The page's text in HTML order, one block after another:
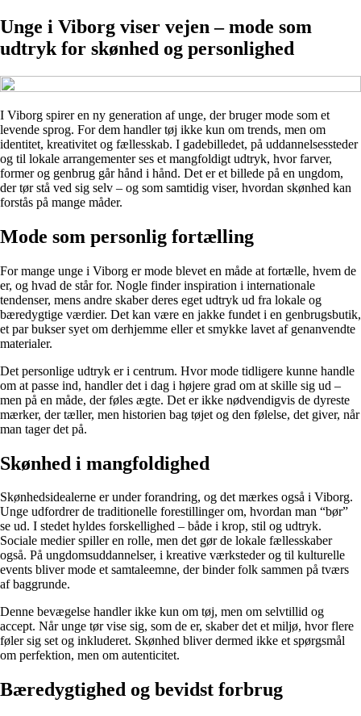
Unge i Viborg viser vejen – mode som
udtryk for skønhed og personlighed
I Viborg spirer en ny generation af unge, der bruger mode som et
levende sprog. For dem handler tøj ikke kun om trends, men om
identitet, kreativitet og fællesskab. I gadebilledet, på uddannelsessteder
og til lokale arrangementer ses et mangfoldigt udtryk, hvor farver,
former og genbrug går hånd i hånd. Det er et billede på en ungdom,
der tør stå ved sig selv – og som samtidig viser, hvordan skønhed kan
forstås på mange måder.
Mode som personlig fortælling
For mange unge i Viborg er mode blevet en måde at fortælle, hvem de
er, og hvad de står for. Nogle finder inspiration i internationale
tendenser, mens andre skaber deres eget udtryk ud fra lokale og
bæredygtige værdier. Det kan være en jakke fundet i en genbrugsbutik,
et par bukser syet om derhjemme eller et smykke lavet af genanvendte
materialer.
Det personlige udtryk er i centrum. Hvor mode tidligere kunne handle
om at passe ind, handler det i dag i højere grad om at skille sig ud –
men på en måde, der føles ægte. Det er ikke nødvendigvis de dyreste
mærker, der tæller, men historien bag tøjet og den følelse, det giver, når
man tager det på.
Skønhed i mangfoldighed
Skønhedsidealerne er under forandring, og det mærkes også i Viborg.
Unge udfordrer de traditionelle forestillinger om, hvordan man “bør”
se ud. I stedet hyldes forskellighed – både i krop, stil og udtryk.
Sociale medier spiller en rolle, men det gør de lokale fællesskaber
også. På ungdomsuddannelser, i kreative værksteder og til kulturelle
events bliver mode et samtaleemne, der binder folk sammen på tværs
af baggrunde.
Denne bevægelse handler ikke kun om tøj, men om selvtillid og
accept. Når unge tør vise sig, som de er, skaber det et miljø, hvor flere
føler sig set og inkluderet. Skønhed bliver dermed ikke et spørgsmål
om perfektion, men om autenticitet.
Bæredygtighed og bevidst forbrug